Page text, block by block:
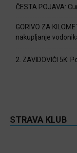
ČESTA POJAVA:
GORIVO ZA
nakupljanje
2. ZAVIDOVIĆI 5K:
STRAVA KLUB